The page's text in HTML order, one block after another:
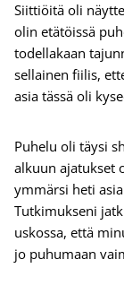
Siittiöitä oli
olin etätöissä
todellakaan
sellainen fiilis,
asia tässä oli
Puhelu oli täysi
alkuun ajatukset
ymmärsi heti
Tutkimukseni
uskossa, että
jo puhumaan